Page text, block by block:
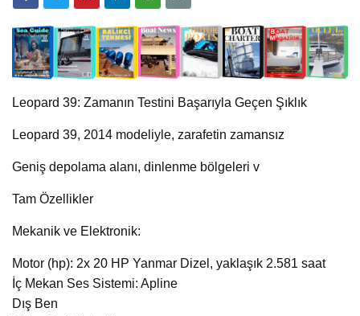
Leopard 39: Zamanın Testini Başarıyla Geçen Şıklık
Leopard 39, 2014 modeliyle, zarafetin zamansız
Geniş depolama alanı, dinlenme bölgeleri v
Tam Özellikler
Mekanik ve Elektronik:
Motor (hp): 2x 20 HP Yanmar Dizel, yaklaşık 2.581 saat
İç Mekan Ses Sistemi: Apline
Dış Ben